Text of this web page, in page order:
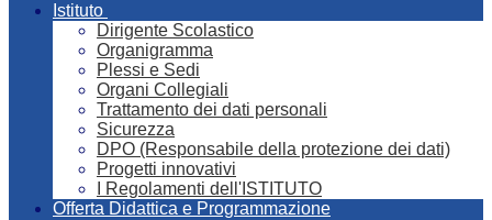
Istituto
Dirigente Scolastico
Organigramma
Plessi e Sedi
Organi Collegiali
Trattamento dei dati personali
Sicurezza
DPO (Responsabile della protezione dei dati)
Progetti innovativi
I Regolamenti dell'ISTITUTO
Offerta Didattica e Programmazione